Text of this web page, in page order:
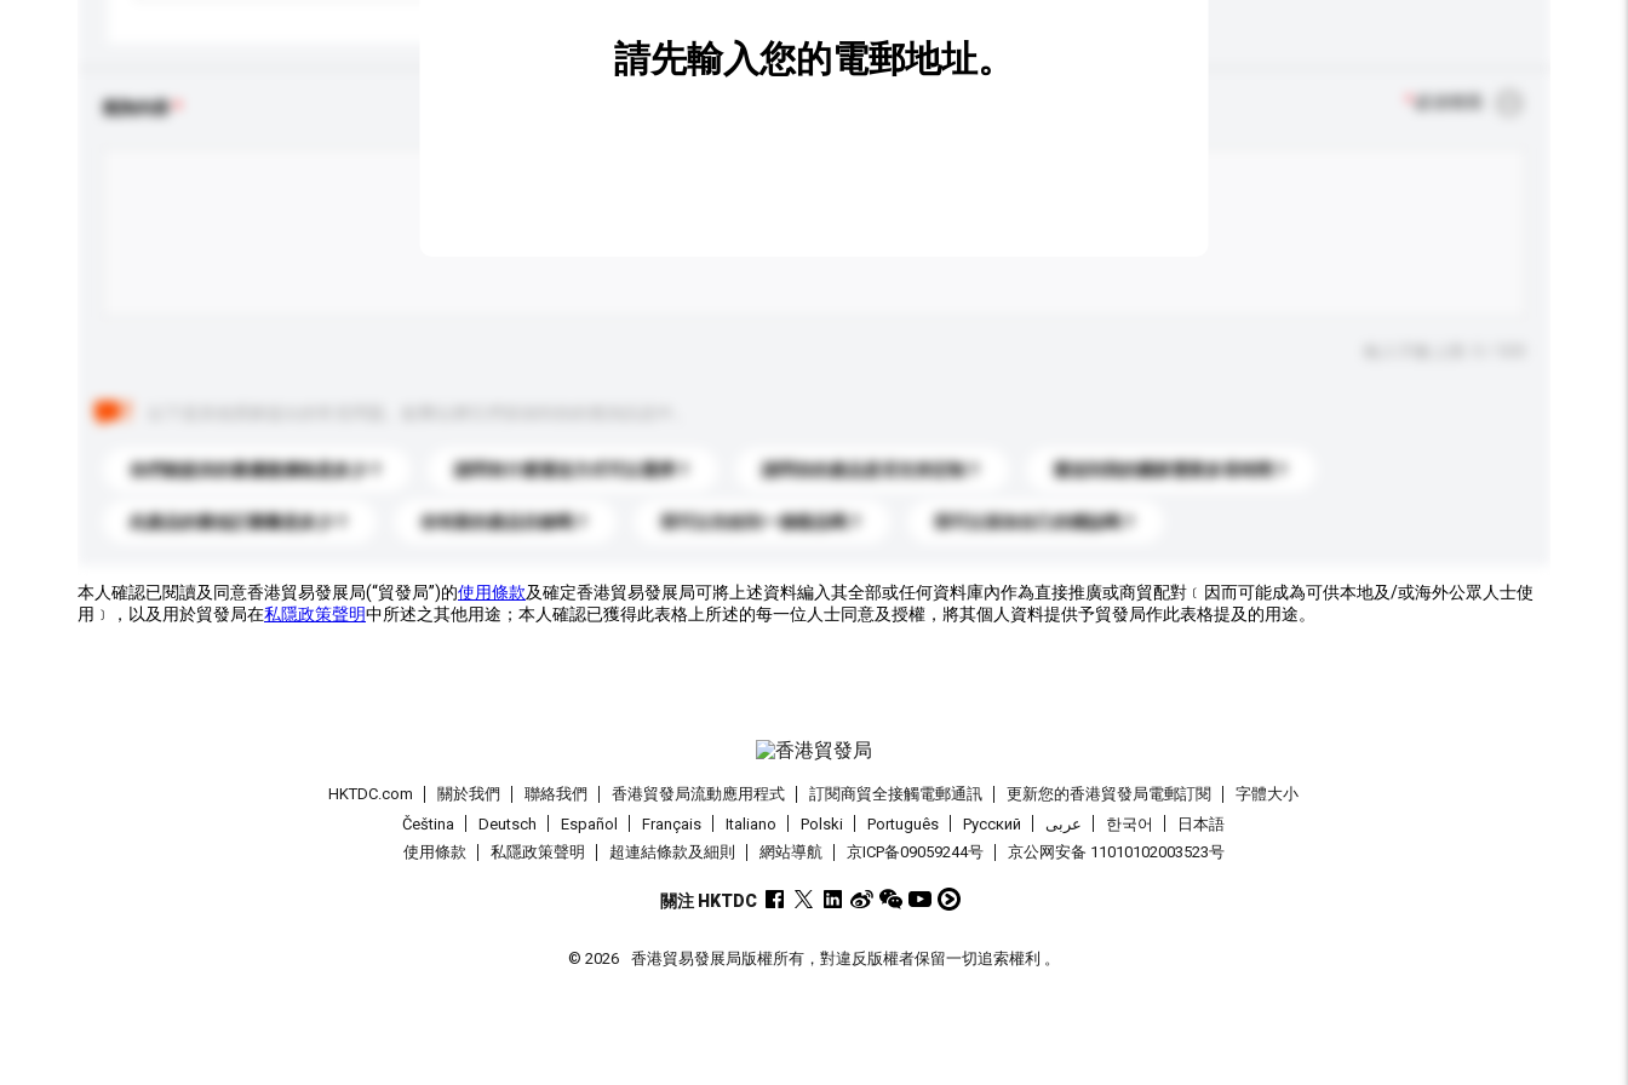
查詢內容
你們能提供的最優惠價格是多少？ 請問有什麼運送方式可以選擇？ 請問你的產品是否支持定制？ 運送到我的國家需要多長時間？
此產品的最低訂購量是多少？ 你有新的產品目錄嗎？ 我可以先收到一個樣品嗎？ 我可以添加自己的標誌嗎？
請先輸入您的電郵地址。
本人確認已閱讀及同意香港貿易發展局(“貿發局”)的使用條款及確定香港貿易發展局可將上述資料編入其全部或任何資料庫內作為直接推廣或商貿配對﹝因而可能成為可供本地及/或海外公眾人士使
用﹞，以及用於貿發局在私隱政策聲明中所述之其他用途；本人確認已獲得此表格上所述的每一位人士同意及授權，將其個人資料提供予貿發局作此表格提及的用途。
HKTDC.com 關於我們 聯絡我們 香港貿發局流動應用程式 訂閱商貿全接觸電郵通訊 更新您的香港貿發局電郵訂閱
字體大小
Čeština
Deutsch Español Français Italiano Polski Português Pусский عربى 한국어
日本語
使用條款
私隱政策聲明 超連結條款及細則 網站導航 京ICP备09059244号 京公网安备 11010102003523号
關注 HKTDC
© 2026 香港貿易發展局版權所有，對違反版權者保留一切追索權利 。